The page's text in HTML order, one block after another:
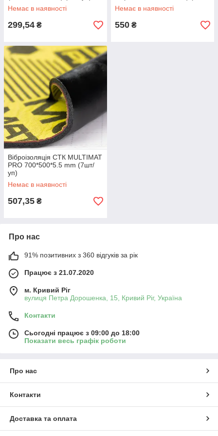
Немає в наявності
299,54 ₴
уп)
Немає в наявності
550 ₴
Віброізоляція СТК MULTIMAT
PRO 700*500*5.5 mm (7шт/
уп)
Немає в наявності
507,35 ₴
Про нас
91% позитивних з 360 відгуків за рік
Працює з 21.07.2020
м. Кривий Ріг
вулиця Петра Дорошенка, 15, Кривий Ріг, Україна
Контакти
Сьогодні працює з 09:00 до 18:00
Показати весь графік роботи
Про нас
Контакти
Доставка та оплата